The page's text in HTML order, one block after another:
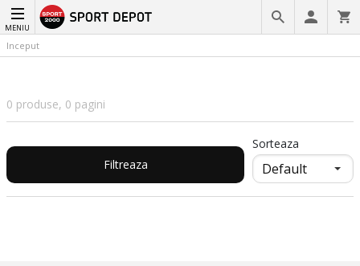
MENIU
Inceput
0 produse, 0 pagini
Filtreaza
Sorteaza